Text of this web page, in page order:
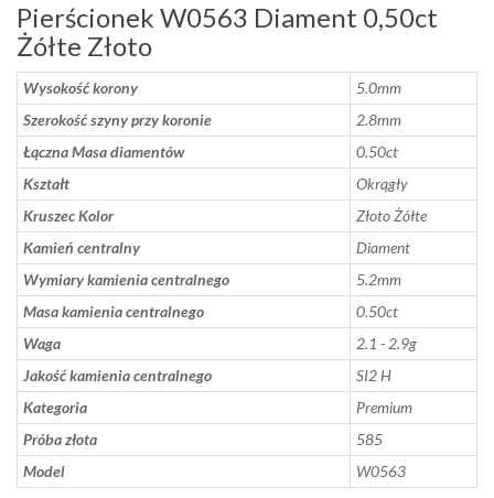
Pierścionek W0563 Diament 0,50ct
Żółte Złoto
Wysokość korony
5.0mm
Szerokość szyny przy koronie
2.8mm
Łączna Masa diamentów
0.50ct
Kształt
Okrągły
Kruszec Kolor
Złoto Żółte
Kamień centralny
Diament
Wymiary kamienia centralnego
5.2mm
Masa kamienia centralnego
0.50ct
Waga
2.1 - 2.9g
Jakość kamienia centralnego
SI2 H
Kategoria
Premium
Próba złota
585
Model
W0563